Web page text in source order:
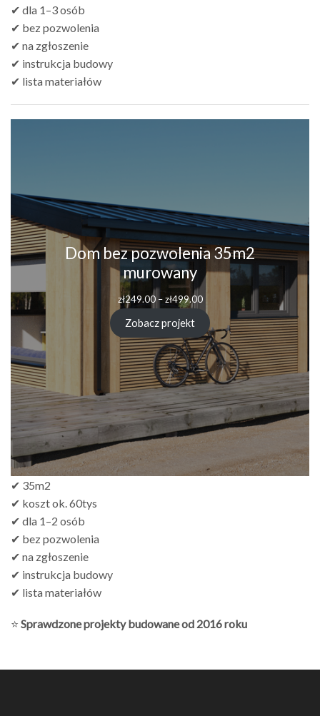
✔ dla 1–3 osób
✔ bez pozwolenia
✔ na zgłoszenie
✔ instrukcja budowy
✔ lista materiałów
Dom bez pozwolenia 35m2
murowany
zł249.00 – zł499.00
Zobacz projekt
✔ 35m2
✔ koszt ok. 60tys
✔ dla 1–2 osób
✔ bez pozwolenia
✔ na zgłoszenie
✔ instrukcja budowy
✔ lista materiałów
⭐ Sprawdzone projekty budowane od 2016 roku